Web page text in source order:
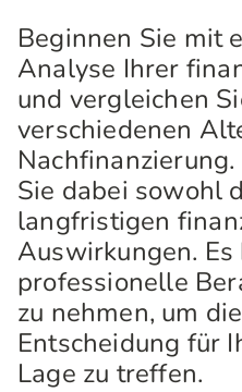
Beginnen Sie mit
Analyse Ihrer
und vergleichen
verschiedenen
Sie dabei sowohl
langfristigen
Auswirkungen.
professionelle
zu nehmen, um
Entscheidung für
Lage zu treffen.